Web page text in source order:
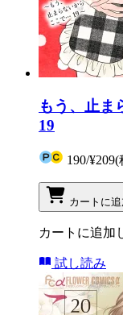
もう、止ま
19
190/¥209(
カートに追
カートに追加
試し読み